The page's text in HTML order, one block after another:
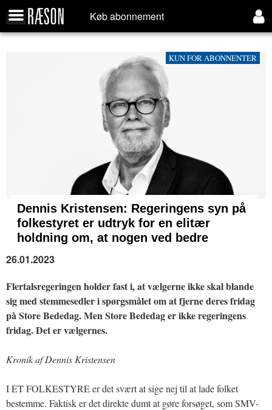
Køb abonnement
KUN FOR ABONNENTER
Dennis Kristensen: Regeringens syn på
folkestyret er udtryk for en elitær
holdning om, at nogen ved bedre
26.01.2023
Flertalsregeringen holder fast i, at vælgerne ikke skal blande
sig med stemmesedler i spørgsmålet om at fjerne deres fridag
på Store Bededag. Men Store Bededag er ikke regeringens
fridag. Det er vælgernes.
Kronik af Dennis Kristensen
I ET FOLKESTYRE er det svært at sige nej til at lade folket
bestemme. Faktisk er det direkte dumt at gøre forsøget, som SMV-